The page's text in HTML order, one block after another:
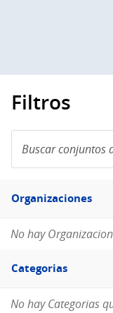
Filtros
conjuntos
de
Filtro
Organizaciones
No hay
Filtro
Categorias
Categorias
No hay Categorias